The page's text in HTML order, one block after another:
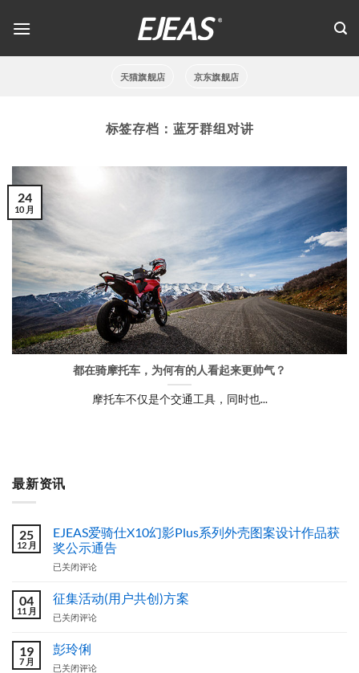
天猫旗舰店 京东旗舰店
标签存档： 蓝牙群组对讲
都在骑摩托车，为何有的人看起来更帅气？
摩托车不仅是个交通工具，同时也...
24
10 月
最新资讯
25
12 月
EJEAS爱骑仕X10幻影Plus系列外壳图案设计作品获
奖公示通告
EJEAS
骑
仕
X10
影
已关闭评论
04
11 月
征集活动(用户共创)方案
征
活
动
已关闭评论
19
7 月
彭玲俐
彭
已关闭评论